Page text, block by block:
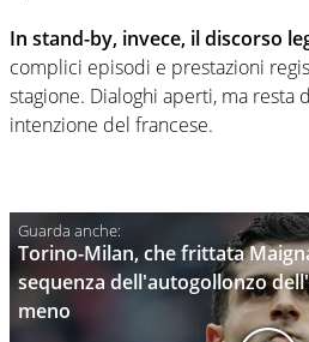
In stand-by, invece, il discorso
complici episodi e prestazioni
stagione. Dialoghi aperti, ma resta
intenzione del francese.
Torino-Milan, che frittata
sequenza dell'autogollonzo
meno